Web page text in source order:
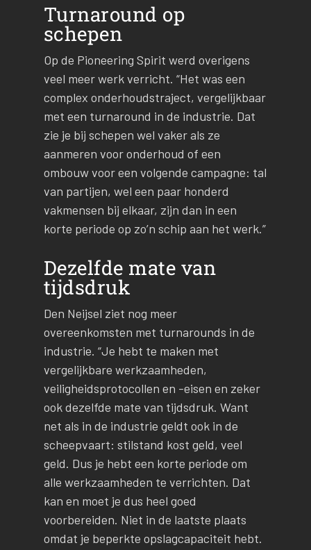
Turnaround op
schepen
Op de Pioneering Spirit werd overigens
veel meer werk verricht. “Het was een
complex onderhoudstraject, vergelijkbaar
met een turnaround in de industrie. Dat
zie je bij schepen wel vaker als ze
aanmeren voor onderhoud of een
ombouw voor een volgende campagne: tal
van partijen, wel een paar honderd
vakmensen bij elkaar, zijn dan in een
korte periode op zo’n schip aan het werk.”
Dezelfde mate van
tijdsdruk
Den Neijsel ziet nog meer
overeenkomsten met turnarounds in de
industrie. “Je hebt te maken met
vergelijkbare werkzaamheden,
veiligheidsprotocollen en -eisen en zeker
ook dezelfde mate van tijdsdruk. Want
net als in de industrie geldt ook in de
scheepvaart: stilstand kost geld, veel
geld. Dus je hebt een korte periode om
alle werkzaamheden te verrichten. Dat
kan en moet je dus heel goed
voorbereiden. Niet in de laatste plaats
omdat je beperkte opslagcapaciteit hebt.